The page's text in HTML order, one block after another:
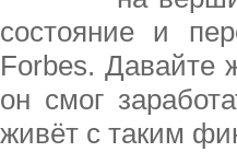
состояние и
Forbes. Давайте
он смог
живёт с таким